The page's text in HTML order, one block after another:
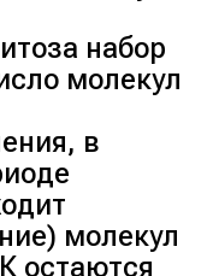
набор
молекул
в
молекул
остаются